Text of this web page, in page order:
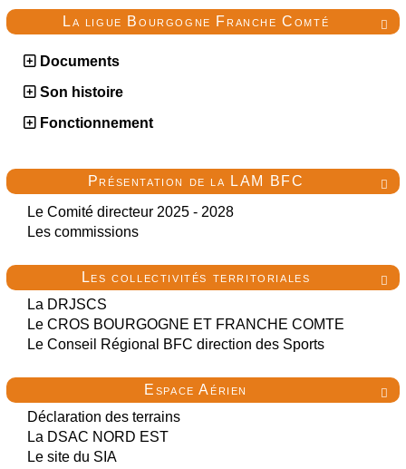

La ligue Bourgogne Franche Comté
Documents
Son histoire
Fonctionnement

Présentation de la LAM BFC
Le Comité directeur 2025 - 2028
Les commissions

Les collectivités territoriales
La DRJSCS
Le CROS BOURGOGNE ET FRANCHE COMTE
Le Conseil Régional BFC direction des Sports

Espace Aérien
Déclaration des terrains
La DSAC NORD EST
Le site du SIA